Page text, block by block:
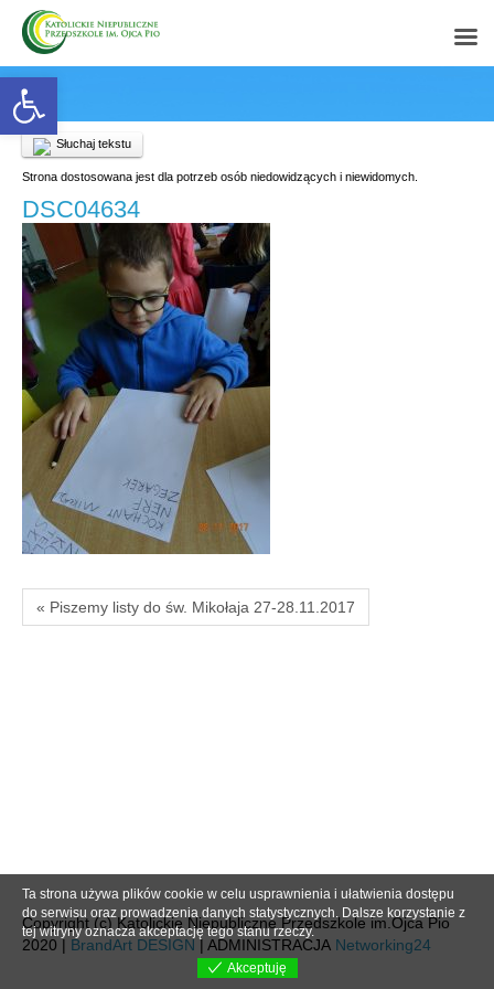
Open toolbar
Słuchaj tekstu
Strona dostosowana jest dla potrzeb osób niedowidzących i niewidomych.
DSC04634
« Piszemy listy do św. Mikołaja 27-28.11.2017
Copyright (c) Katolickie Niepubliczne Przedszkole im.Ojca Pio
2020 | BrandArt DESIGN | ADMINISTRACJA Networking24
Ta strona używa plików cookie w celu usprawnienia i ułatwienia dostępu
do serwisu oraz prowadzenia danych statystycznych. Dalsze korzystanie z
tej witryny oznacza akceptację tego stanu rzeczy.
Akceptuję